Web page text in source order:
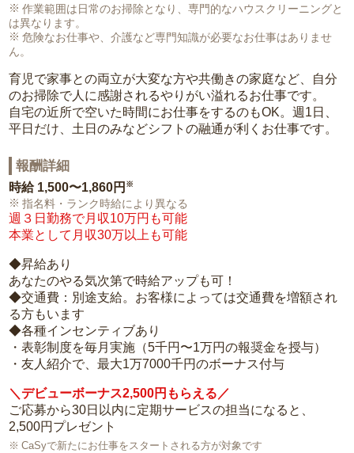
作業範囲は日常のお掃除となり、専門的なハウスクリーニングと
は異なります。
危険なお仕事や、介護など専門知識が必要なお仕事はありませ
ん。
育児で家事との両立が大変な方や共働きの家庭など、自分
のお掃除で人に感謝されるやりがい溢れるお仕事です。
自宅の近所で空いた時間にお仕事をするのもOK。週1日、
平日だけ、土日のみなどシフトの融通が利くお仕事です。
報酬詳細
時給 1,500〜1,860円 ※
指名料・ランク時給により異なる
週３日勤務で月収10万円も可能
本業として月収30万以上も可能
◆昇給あり
あなたのやる気次第で時給アップも可！
◆交通費：別途支給。お客様によっては交通費を増額され
る方もいます
◆各種インセンティブあり
・表彰制度を毎月実施（5千円〜1万円の報奨金を授与）
・友人紹介で、最大1万7000千円のボーナス付与
＼デビューボーナス2,500円もらえる／
ご応募から30日以内に定期サービスの担当になると、
2,500円プレゼント
CaSyで新たにお仕事をスタートされる方が対象です